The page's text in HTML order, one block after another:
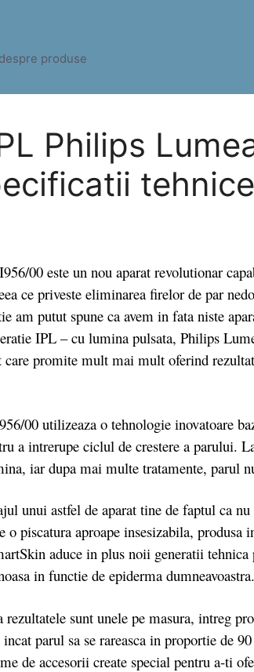
produse
Philips
tehnice
este un nou aparat revolutionar
ce priveste eliminarea firelor de par
am putut spune ca avem in fata niste
IPL – cu lumina pulsata, Philips
care promite mult mai mult oferind
utilizeaza o tehnologie inovatoare
a intrerupe ciclul de crestere a parului.
iar dupa mai multe tratamente, parul
unui astfel de aparat tine de faptul ca nu
piscatura aproape insesizabila, produsa
aduce in plus noii generatii tehnica
in functie de epiderma dumneavoastra.
sunt unele pe masura, intreg
parul sa se rareasca in proportie de
de accesorii create special pentru a-ti